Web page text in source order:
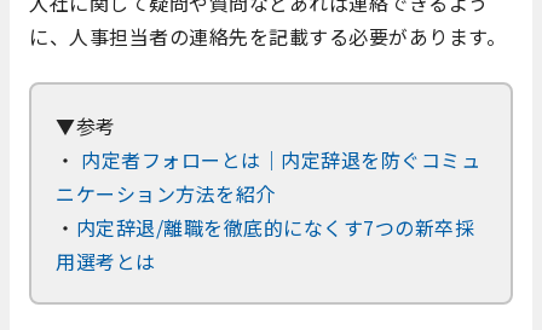
に、人事担当者の連絡先を記載する必要があります。
▼参考
・ 内定者フォローとは｜内定辞退を防ぐコミュ
ニケーション方法を紹介
・ 内定辞退/離職を徹底的になくす7つの新卒採
用選考とは